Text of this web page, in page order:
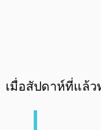
เมื่อสัปดาห์ที่แล้ว